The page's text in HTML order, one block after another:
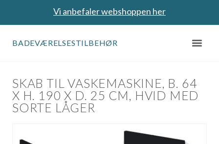
Vi anbefaler webshoppen her
BADEVÆRELSESTILBEHØR
SKAB TIL VASKEMASKINE, B. 64
X H. 190 X D. 25 CM, HVID MED
SORTE LÅGER